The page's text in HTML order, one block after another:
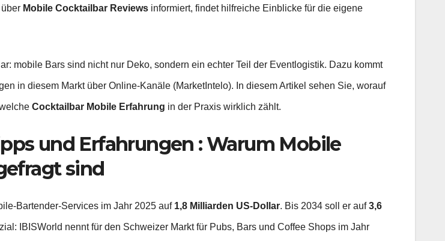
Mobile Cocktailbar Reviews informiert, findet hilfreiche Einblicke für die eigene
mobile Bars sind nicht nur Deko, sondern ein echter Teil der Eventlogistik. Dazu kommt
in diesem Markt über Online-Kanäle (MarketIntelo). In diesem Artikel sehen Sie, worauf
Cocktailbar Mobile Erfahrung in der Praxis wirklich zählt.
und Erfahrungen : Warum Mobile
sind
Bartender-Services im Jahr 2025 auf 1,8 Milliarden US-Dollar. Bis 2034 soll er auf3,6
IBISWorld nennt für den Schweizer Markt für Pubs, Bars und Coffee Shops im Jahr